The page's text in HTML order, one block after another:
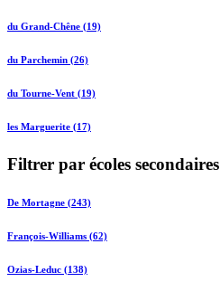
du Grand-Chêne (19)
du Parchemin (26)
du Tourne-Vent (19)
les Marguerite (17)
Filtrer par écoles secondaires
De Mortagne (243)
François-Williams (62)
Ozias-Leduc (138)